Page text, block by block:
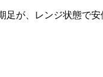
足が、レンジ状態で